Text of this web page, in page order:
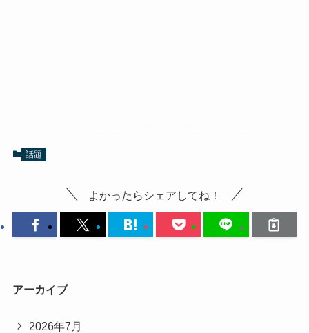
話題
よかったらシェアしてね！
アーカイブ
2026年7月